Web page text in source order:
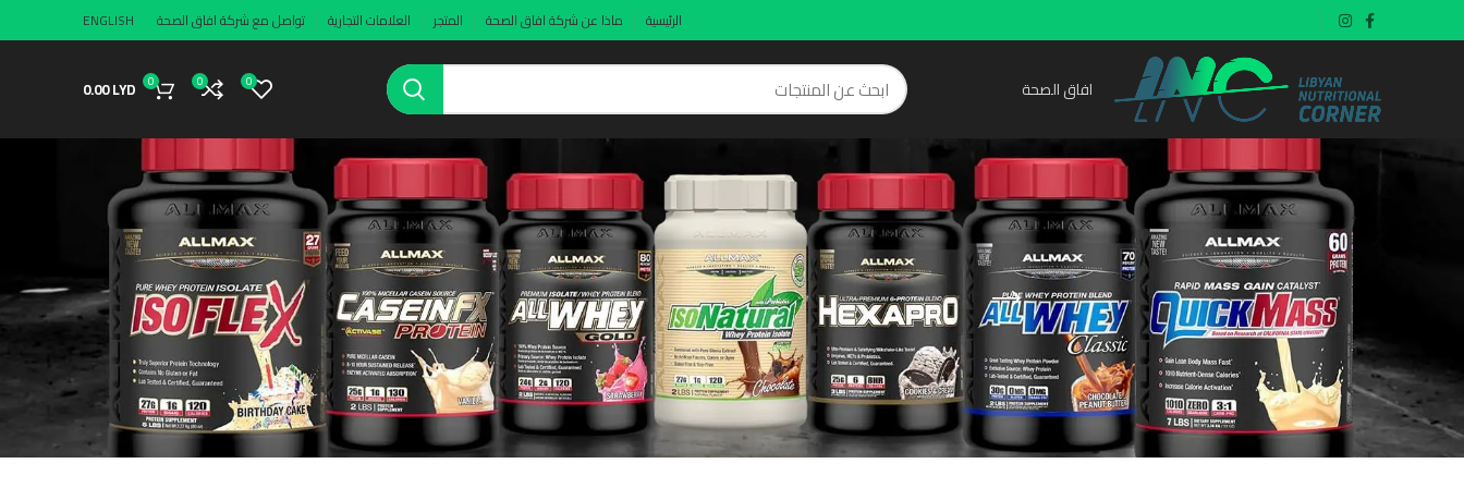
الرئيسية ماذا عن شركة افاق الصحة المتجر العلامات التجارية تواصل مع شركة افاق الصحة ENGLISH
افاق الصحة 0
0
0
0.00LYD
Post Workout